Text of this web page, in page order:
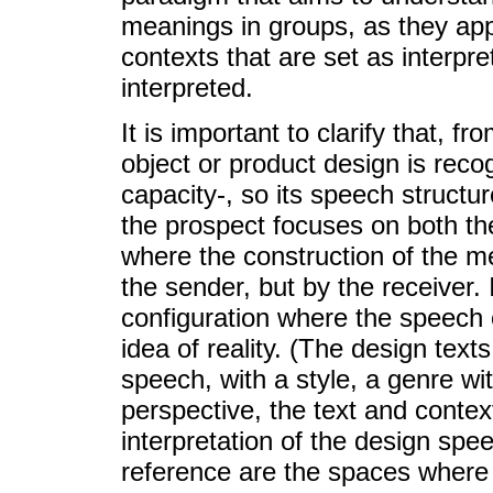
meanings in groups, as they
contexts that are set as
interpreted.
It is important to clarify that,
object or product design is
capacity-, so its speech
the prospect focuses on both
where the construction of the
the sender, but by the
configuration where the
idea of reality. (The design
speech, with a style, a genre
perspective, the text and
interpretation of the design
reference are the spaces